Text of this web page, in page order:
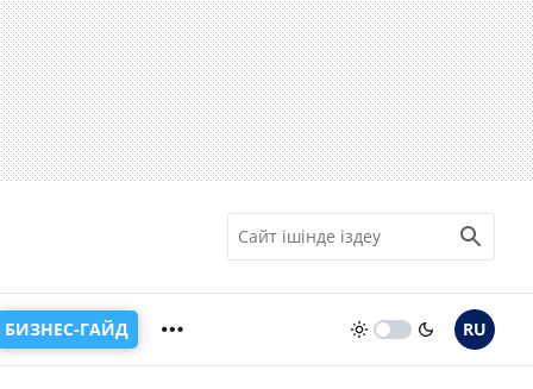
БИЗНЕС-ГАЙД RU